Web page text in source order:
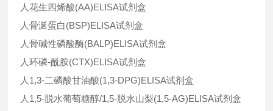
人花生四烯酸(AA)ELISA试剂盒
人骨涎蛋白(BSP)ELISA试剂盒
人骨碱性磷酸酶(BALP)ELISA试剂盒
人环磷-酰胺(CTX)ELISA试剂盒
人 1,3-二磷酸甘油酸(1,3-DPG)ELISA试剂盒
人 1,5-脱水葡萄糖醇/1,5-脱水山梨(1,5-AG)ELISA试剂盒